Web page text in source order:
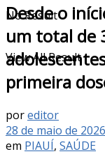
No Result
View All Result
Desde o
um total de
primeira
poreditor
28 de maio de 2026
em PIAUÍ, SAÚDE